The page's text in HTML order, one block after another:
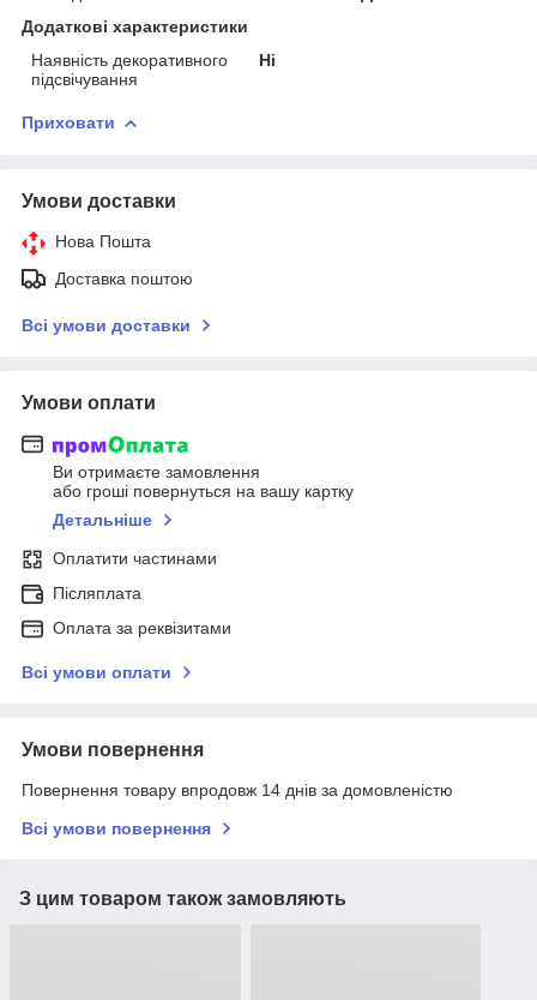
Додаткові характеристики
Наявність декоративного
підсвічування
Ні
Приховати
Умови доставки
Нова Пошта
Доставка поштою
Всі умови доставки
Умови оплати
Ви отримаєте замовлення
або гроші повернуться на вашу картку
Детальніше
Оплатити частинами
Післяплата
Оплата за реквізитами
Всі умови оплати
Умови повернення
Повернення товару впродовж 14 днів за домовленістю
Всі умови повернення
З цим товаром також замовляють